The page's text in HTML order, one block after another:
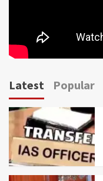
Latest Popular